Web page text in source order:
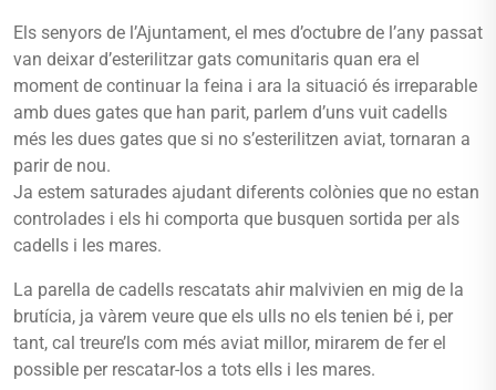
Els senyors de l’Ajuntament, el mes d’octubre de l’any passat
van deixar d’esterilitzar gats comunitaris quan era el
moment de continuar la feina i ara la situació és irreparable
amb dues gates que han parit, parlem d’uns vuit cadells
més les dues gates que si no s’esterilitzen aviat, tornaran a
parir de nou.
Ja estem saturades ajudant diferents colònies que no estan
controlades i els hi comporta que busquen sortida per als
cadells i les mares.
La parella de cadells rescatats ahir malvivien en mig de la
brutícia, ja vàrem veure que els ulls no els tenien bé i, per
tant, cal treure’ls com més aviat millor, mirarem de fer el
possible per rescatar-los a tots ells i les mares.